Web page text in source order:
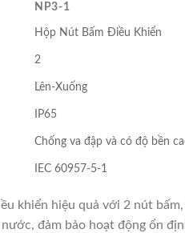
NP3-1
Hộp Nút Bấm Điều Khiển
2
Lên-Xuống
IP65
Chống va đập và có độ bền
IEC 60957-5-1
khiển hiệu quả với 2 nút
đảm bảo hoạt động ổn